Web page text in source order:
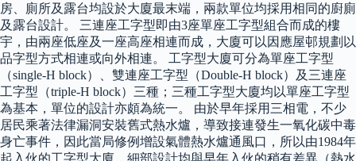
房、廁所及露台均設於大廈最末端，兩款單位均採用相同的廚廁
及露台設計。 三連座工字型即由3座單座工字型組合而成的樓
宇，由兩座低座及一座高座相連而成，大廈可以因應屋邨規劃以
品字型方式相連或向外相連。 工字型大廈可分為單座工字型
（single-H block）、雙連座工字型（Double-H block）及三連座
工字型（triple-H block）三種；三種工字型大廈均以單座工字型
為基本，單位的設計亦頗為統一。 由於早年採用三相電，不少
居民乘著法律漏洞安裝舊式熱水爐，導致接連發生一氧化碳中毒
身亡事件，因此當局修例增設氣體熱水爐通風口，所以由1984年
起入伙的工字型大廈，細部設計均與早年入伙的稍有差異（熱水